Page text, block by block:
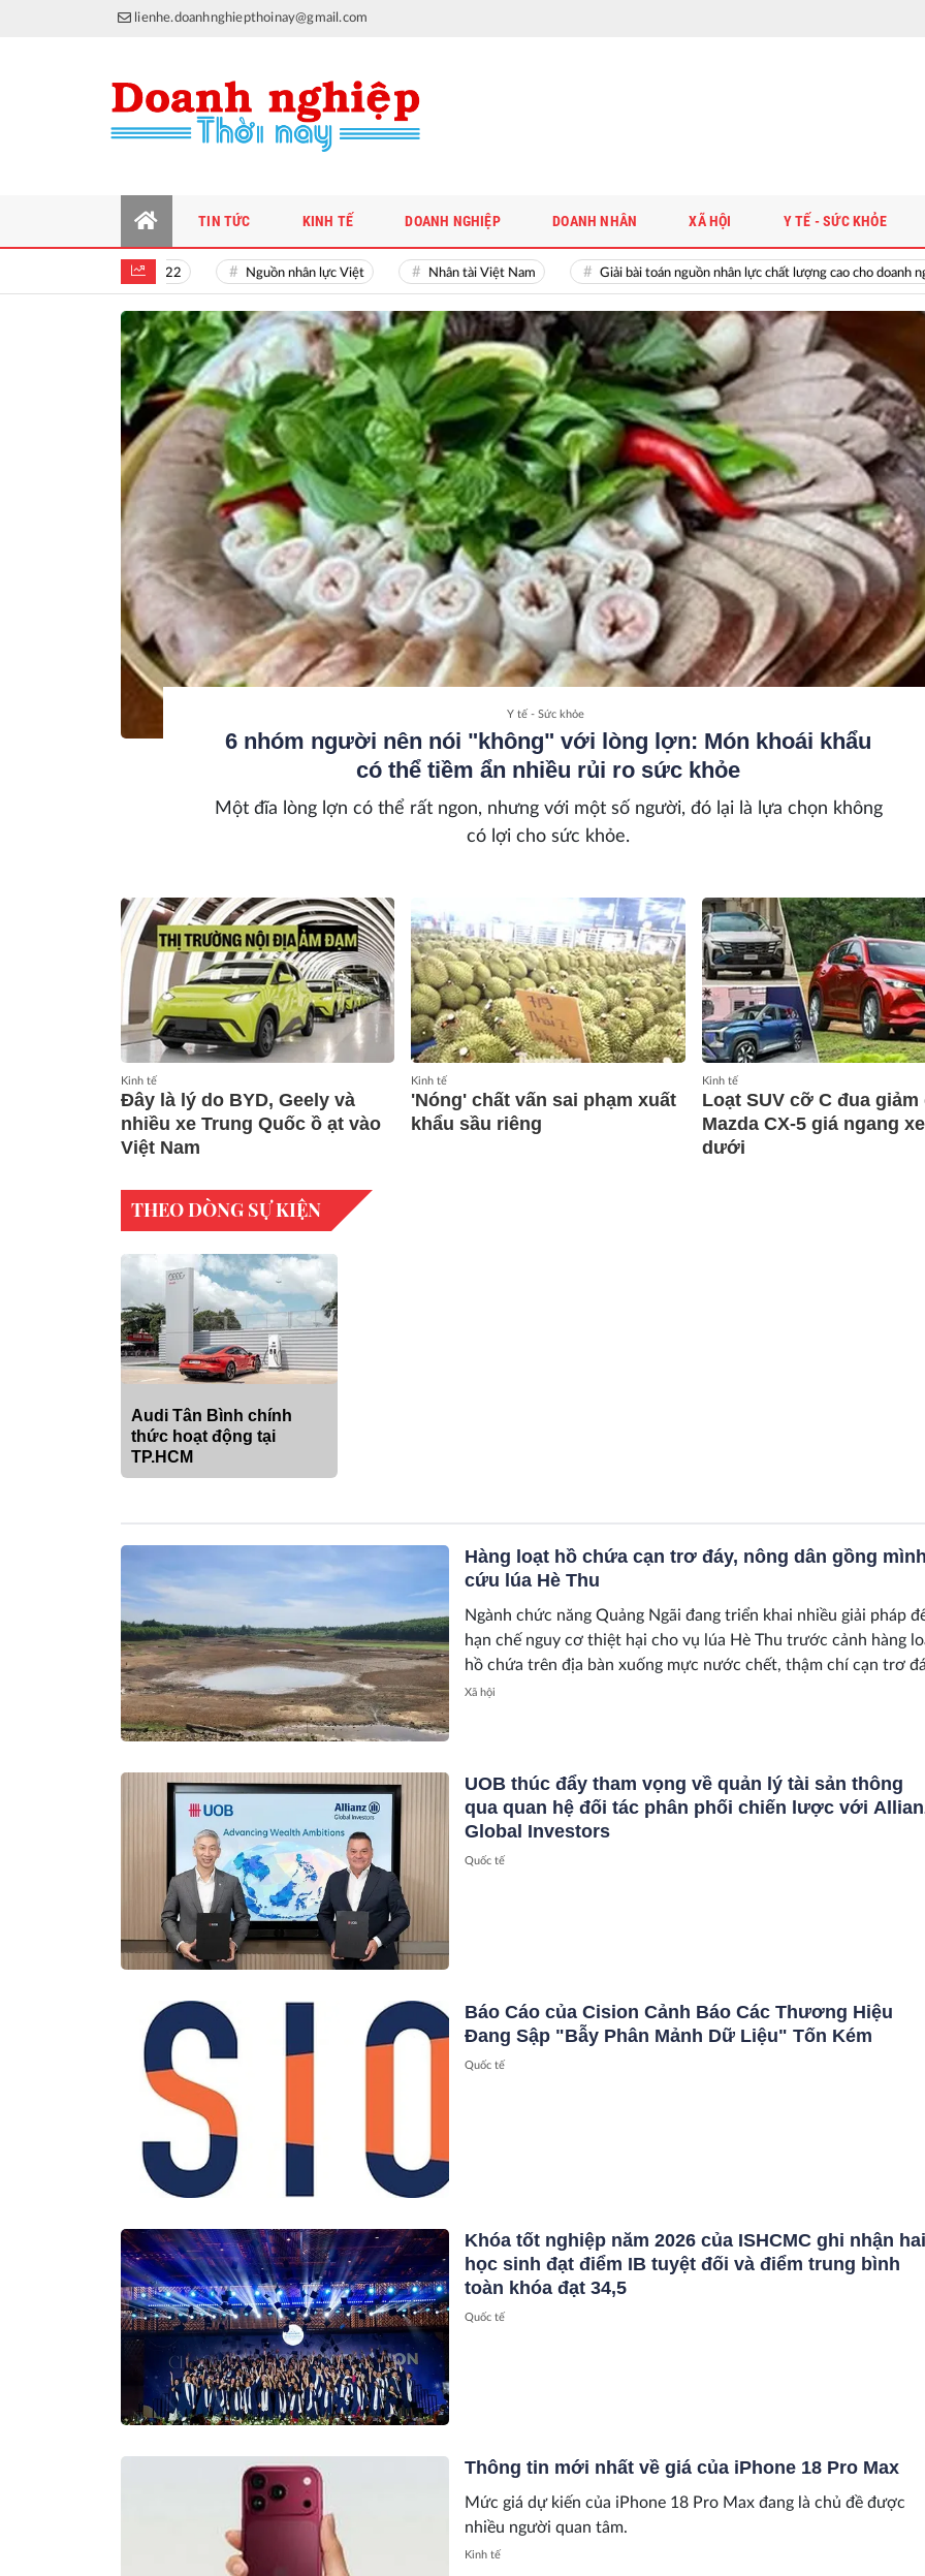
lienhe.doanhnghiepthoinay@gmail.com
đán Nhâm Dần 2022 Nguồn nhân lực Việt Nhân tài Việt Nam Giải bài toán nguồn nhân lực chất lượng cao cho doanh nghiệp
TIN TỨC KINH TẾ DOANH NGHIỆP DOANH NHÂN XÃ HỘI Y TẾ - SỨC KHỎE
Y tế - Sức khỏe
6 nhóm người nên nói "không" với lòng lợn: Món khoái khẩu
có thể tiềm ẩn nhiều rủi ro sức khỏe
Một đĩa lòng lợn có thể rất ngon, nhưng với một số người, đó lại là lựa chọn không
có lợi cho sức khỏe.
Kinh tế
Đây là lý do BYD, Geely và
nhiều xe Trung Quốc ồ ạt vào
Việt Nam
Kinh tế
'Nóng' chất vấn sai phạm xuất
khẩu sầu riêng
Kinh tế
Loạt SUV cỡ C đua giảm
Mazda CX-5 giá ngang
dưới
THEO DÒNG SỰ KIỆN
Audi Tân Bình chính
thức hoạt động tại
TP.HCM
Hàng loạt hồ chứa cạn trơ đáy, nông dân gồng
cứu lúa Hè Thu
Ngành chức năng Quảng Ngãi đang triển khai nhiều giải pháp
hạn chế nguy cơ thiệt hại cho vụ lúa Hè Thu trước cảnh hàng
hồ chứa trên địa bàn xuống mực nước chết, thậm chí cạn trơ
Xã hội
UOB thúc đẩy tham vọng về quản lý tài sản thông
qua quan hệ đối tác phân phối chiến lược với
Global Investors
Quốc tế
Báo Cáo của Cision Cảnh Báo Các Thương Hiệu
Đang Sập "Bẫy Phân Mảnh Dữ Liệu" Tốn Kém
Quốc tế
Khóa tốt nghiệp năm 2026 của ISHCMC ghi nhận hai
học sinh đạt điểm IB tuyệt đối và điểm trung bình
toàn khóa đạt 34,5
Quốc tế
Thông tin mới nhất về giá của iPhone 18 Pro Max
Mức giá dự kiến của iPhone 18 Pro Max đang là chủ đề được
nhiều người quan tâm.
Kinh tế